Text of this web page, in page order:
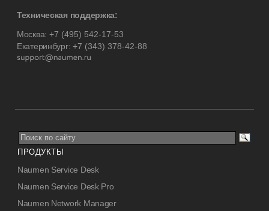
Техническая поддержка:
Москва: +7 (495) 542-17-53
Екатеринбург:+7 (343) 378-42-88
ПРОДУКТЫ
Naumen Service Desk
Naumen Service Desk Pro
Naumen Network Manager